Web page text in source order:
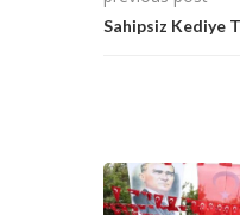
Sahipsiz Kediye